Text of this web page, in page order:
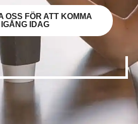
OSS FÖR ATT KOMMA
IGÅNG IDAG